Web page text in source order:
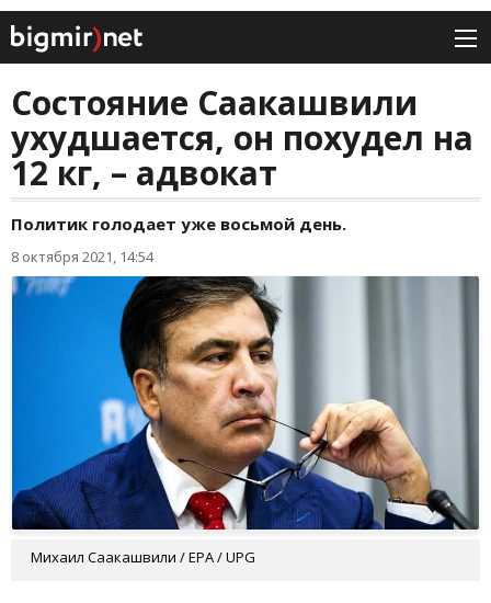
Состояние Саакашвили
ухудшается, он похудел на
12 кг, – адвокат
Политик голодает уже восьмой день.
8 октября 2021, 14:54
Михаил Саакашвили / EPA / UPG